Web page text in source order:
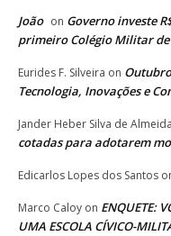
João on Governo investe
primeiro Colégio Militar de
Eurides F. Silveira on
Tecnologia, Inovações e
Jander Heber Silva de Almeida
cotadas para adotarem
Edicarlos Lopes dos Santos
Marco Caloy on ENQUETE:
UMA ESCOLA CÍVICO-